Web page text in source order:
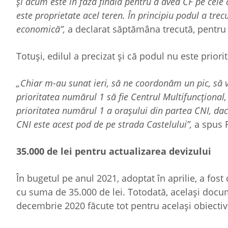
este proprietate acel teren. În principiu podul a
economică”, a declarat săptămâna trecută,
Totuși, edilul a precizat și că podul nu este
„Chiar m-au sunat ieri, să ne coordonăm un pic,
prioritatea numărul 1 să fie Centrul Multifuncțional,
prioritatea numărul 1 a orașului din partea CNI,
CNI este acest pod de pe strada Castelului”, a spus
35.000 de lei pentru actualizarea devizului
În bugetul pe anul 2021, adoptat în aprilie, a fost
cu suma de 35.000 de lei. Totodată, același
decembrie 2020 făcute tot pentru același